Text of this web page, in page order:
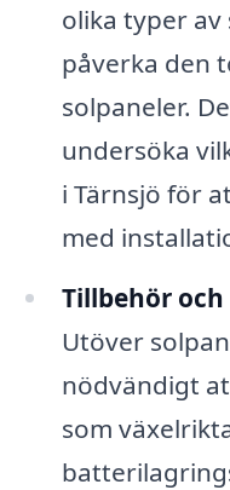
olika typer
påverka den
solpaneler.
undersöka
i Tärnsjö för
med
Tillbehör
Utöver
nödvändigt
som